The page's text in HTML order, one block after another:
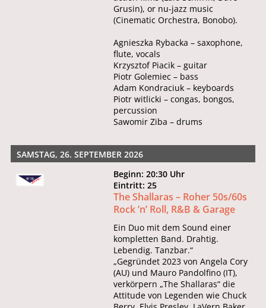
Grusin), or nu-jazz music
(Cinematic Orchestra, Bonobo).
Agnieszka Rybacka – saxophone,
flute, vocals
Krzysztof Piacik – guitar
Piotr Golemiec – bass
Adam Kondraciuk – keyboards
Piotr witlicki – congas, bongos,
percussion
Sawomir Ziba – drums
SAMSTAG, 26. SEPTEMBER 2026
Beginn: 20:30 Uhr
Eintritt: 25
The Shallaras – Roher 50s/60s
Rock ’n’ Roll, R&B & Garage
Ein Duo mit dem Sound einer
kompletten Band. Drahtig.
Lebendig. Tanzbar.“
„Gegründet 2023 von Angela Cory
(AU) und Mauro Pandolfino (IT),
verkörpern „The Shallaras“ die
Attitude von Legenden wie Chuck